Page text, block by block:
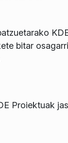
bitar
Proiektuak